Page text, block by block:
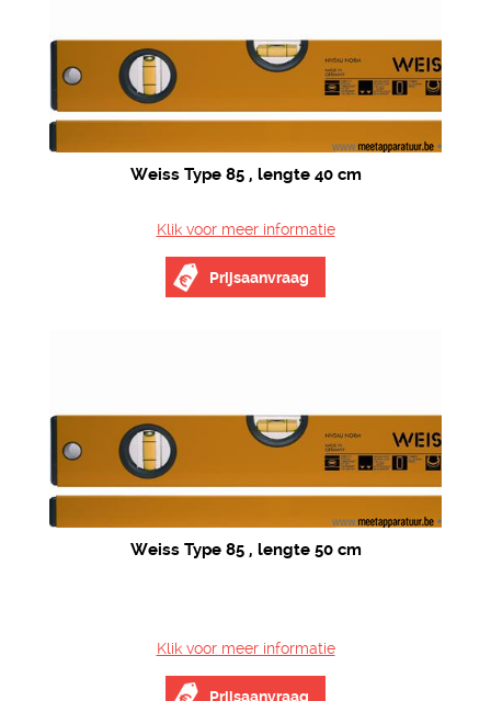
Weiss Type 85 , lengte 40 cm
Klik voor meer informatie
Prijsaanvraag
Weiss Type 85 , lengte 50 cm
Klik voor meer informatie
Prijsaanvraag